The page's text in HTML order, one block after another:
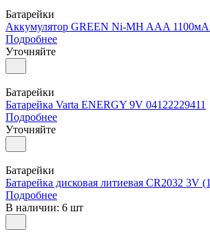
Батарейки
Аккумулятор GREEN Ni-MH AAA
Подробнее
Уточняйте
Батарейки
Батарейка Varta ENERGY 9V 04122229411
Подробнее
Уточняйте
Батарейки
Батарейка дисковая литиевая CR2032 3V
Подробнее
В наличии: 6 шт